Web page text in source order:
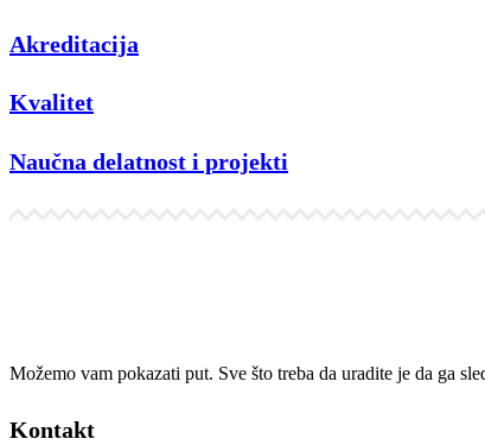
Akreditacija
Kvalitet
Naučna delatnost i projekti
Možemo vam pokazati put. Sve što treba da uradite je da ga
Kontakt